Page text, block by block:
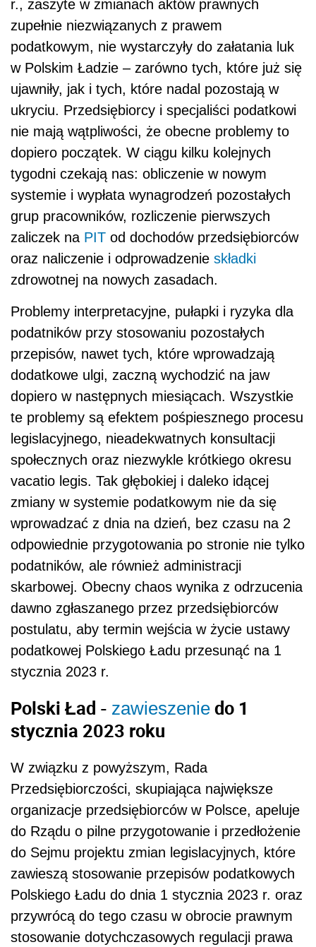
r., zaszyte w zmianach aktów prawnych
zupełnie niezwiązanych z prawem
podatkowym, nie wystarczyły do załatania luk
w Polskim Ładzie – zarówno tych, które już się
ujawniły, jak i tych, które nadal pozostają w
ukryciu. Przedsiębiorcy i specjaliści podatkowi
nie mają wątpliwości, że obecne problemy to
dopiero początek. W ciągu kilku kolejnych
tygodni czekają nas: obliczenie w nowym
systemie i wypłata wynagrodzeń pozostałych
grup pracowników, rozliczenie pierwszych
zaliczek na PIT od dochodów przedsiębiorców
oraz naliczenie i odprowadzenie składki
zdrowotnej na nowych zasadach.
Problemy interpretacyjne, pułapki i ryzyka dla
podatników przy stosowaniu pozostałych
przepisów, nawet tych, które wprowadzają
dodatkowe ulgi, zaczną wychodzić na jaw
dopiero w następnych miesiącach. Wszystkie
te problemy są efektem pośpiesznego procesu
legislacyjnego, nieadekwatnych konsultacji
społecznych oraz niezwykle krótkiego okresu
vacatio legis. Tak głębokiej i daleko idącej
zmiany w systemie podatkowym nie da się
wprowadzać z dnia na dzień, bez czasu na 2
odpowiednie przygotowania po stronie nie tylko
podatników, ale również administracji
skarbowej. Obecny chaos wynika z odrzucenia
dawno zgłaszanego przez przedsiębiorców
postulatu, aby termin wejścia w życie ustawy
podatkowej Polskiego Ładu przesunąć na 1
stycznia 2023 r.
Polski Ład - zawieszenie do 1
stycznia 2023 roku
W związku z powyższym, Rada
Przedsiębiorczości, skupiająca największe
organizacje przedsiębiorców w Polsce, apeluje
do Rządu o pilne przygotowanie i przedłożenie
do Sejmu projektu zmian legislacyjnych, które
zawieszą stosowanie przepisów podatkowych
Polskiego Ładu do dnia 1 stycznia 2023 r. oraz
przywrócą do tego czasu w obrocie prawnym
stosowanie dotychczasowych regulacji prawa